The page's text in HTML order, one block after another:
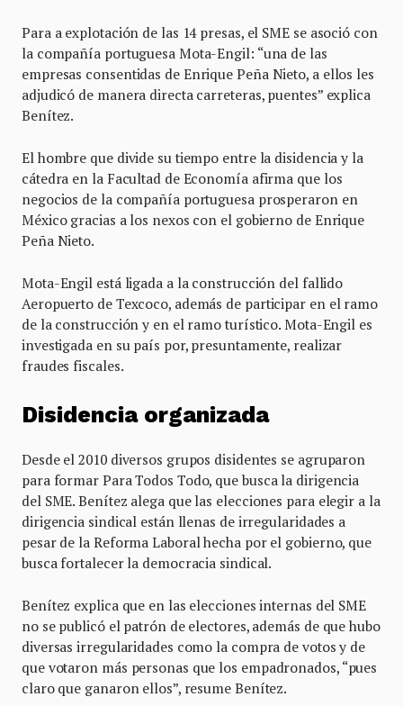
Para a explotación de las 14 presas, el SME se asoció con
la compañía portuguesa Mota-Engil: “una de las
empresas consentidas de Enrique Peña Nieto, a ellos les
adjudicó de manera directa carreteras, puentes” explica
Benítez.
El hombre que divide su tiempo entre la disidencia y la
cátedra en la Facultad de Economía afirma que los
negocios de la compañía portuguesa prosperaron en
México gracias a los nexos con el gobierno de Enrique
Peña Nieto.
Mota-Engil está ligada a la construcción del fallido
Aeropuerto de Texcoco, además de participar en el ramo
de la construcción y en el ramo turístico. Mota-Engil es
investigada en su país por, presuntamente, realizar
fraudes fiscales.
Disidencia organizada
Desde el 2010 diversos grupos disidentes se agruparon
para formar Para Todos Todo, que busca la dirigencia
del SME. Benítez alega que las elecciones para elegir a la
dirigencia sindical están llenas de irregularidades a
pesar de la Reforma Laboral hecha por el gobierno, que
busca fortalecer la democracia sindical.
Benítez explica que en las elecciones internas del SME
no se publicó el patrón de electores, además de que hubo
diversas irregularidades como la compra de votos y de
que votaron más personas que los empadronados, “pues
claro que ganaron ellos”, resume Benítez.